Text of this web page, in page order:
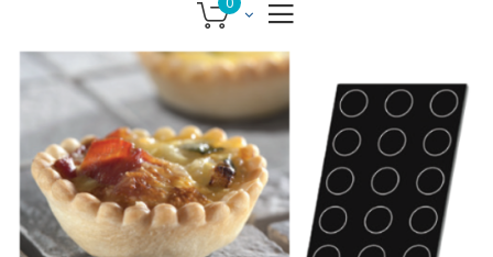
Saltar
al
galería
de
imágenes
Saltar
al
galería
de
imágenes